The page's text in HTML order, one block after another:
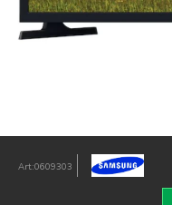
0609303